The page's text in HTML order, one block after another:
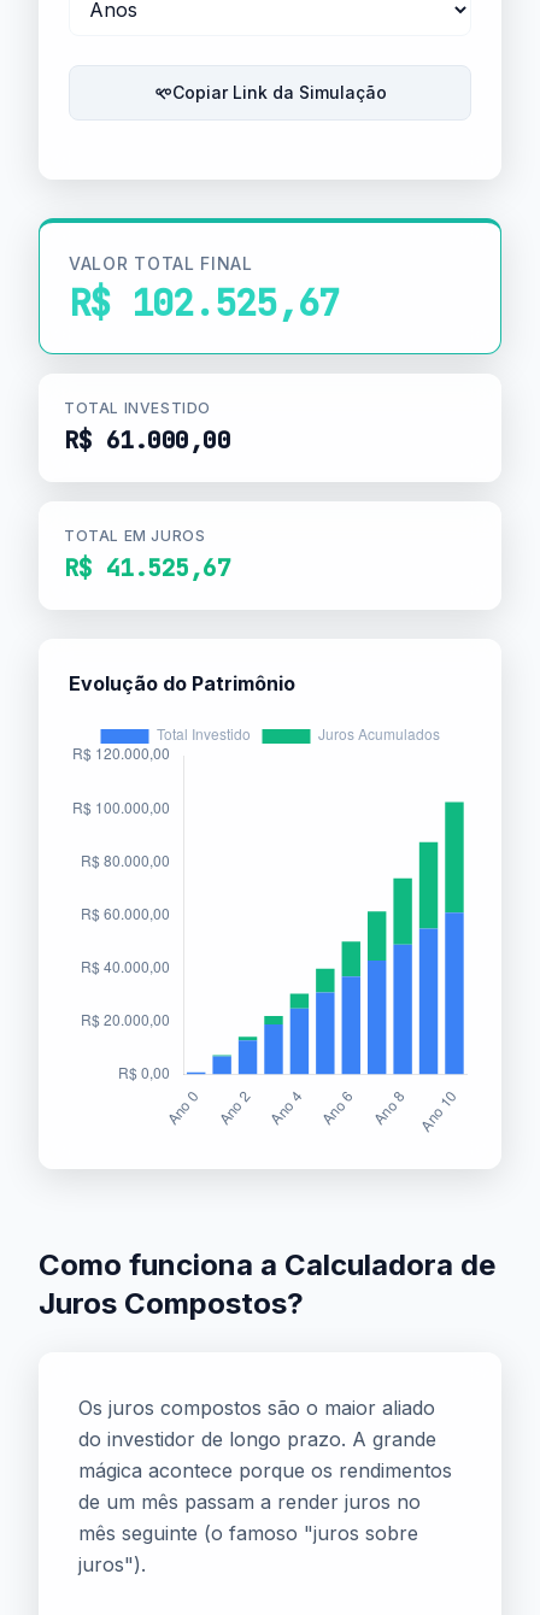
Copiar Link da Simulação
VALOR TOTAL FINAL
R$ 102.525,67
TOTAL INVESTIDO
R$ 61.000,00
TOTAL EM JUROS
R$ 41.525,67
Evolução do Patrimônio
Como funciona a Calculadora de
Juros Compostos?
Os juros compostos são o maior aliado
do investidor de longo prazo. A grande
mágica acontece porque os rendimentos
de um mês passam a render juros no
mês seguinte (o famoso "juros sobre
juros").